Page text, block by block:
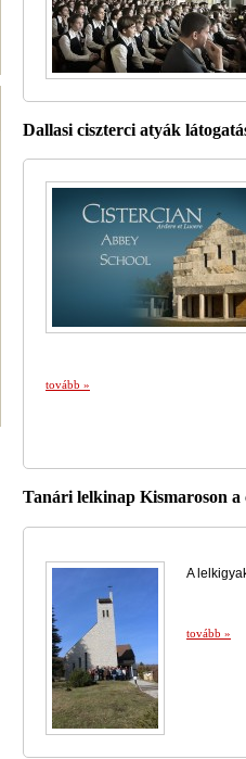
Dallasi ciszterci atyák
tovább »
Tanári lelkinap Kismaroson a
A
tovább »